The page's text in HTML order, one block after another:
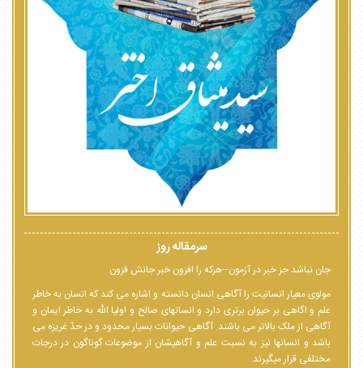
سرمقاله روز
جان نباشد جز خبر در آزمون--هرکه را افزون خبر جانش فزون
مولوی معیار انسانیت را آگاهی انسان دانسته و اشاره می کند که انسان به خاطر
علم و اگاهی بر حیوان برتری دارد و انسانهای صالح و اولیا الله به خاطر ایمان و
آگاهی از ملک بالاتر می باشند. آگاهی حیوانات بسیار محدود و در حدّ غریزه می
باشد و انسانها نیز به نسبت علم و آگاهیشان از موضوعات گوناگون در درجات
مختلفی قرار میگیرند.